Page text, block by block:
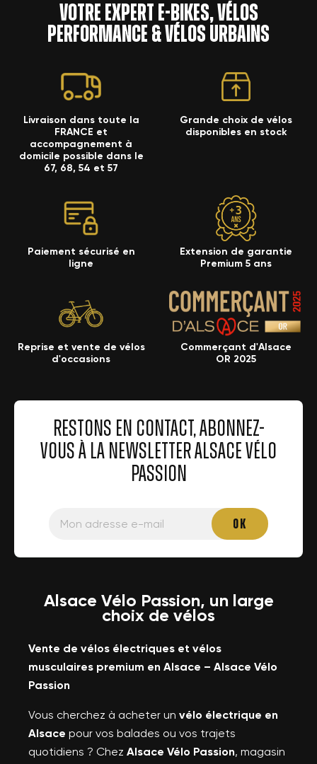
Votre expert e-bikes, vélos
performance & vélos urbains
Livraison dans toute la
FRANCE et
accompagnement à
domicile possible dans le
67, 68, 54 et 57
Grande choix de vélos
disponibles en stock
Paiement sécurisé en
ligne
Extension de garantie
Premium 5 ans
Reprise et vente de vélos
d'occasions
Commerçant d'Alsace
OR 2025
RESTONS EN CONTACT, ABONNEZ-
VOUS À LA NEWSLETTER ALSACE VÉLO
PASSION
Alsace Vélo Passion, un large
choix de vélos
Vente de vélos électriques et vélos
musculaires premium en Alsace – Alsace Vélo
Passion
Vous cherchez à acheter un vélo électrique en
Alsace pour vos balades ou vos trajets
quotidiens ? Chez Alsace Vélo Passion, magasin